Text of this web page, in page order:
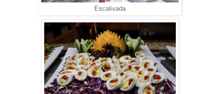
Escalivada